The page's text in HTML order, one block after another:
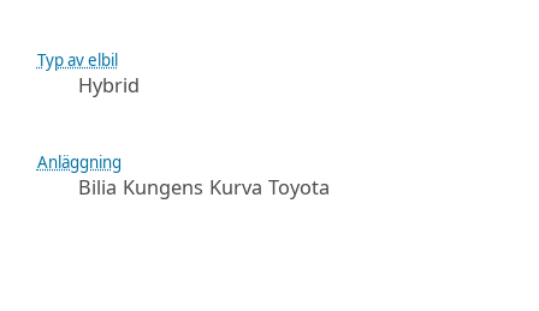
Typ av elbil
Hybrid
Anläggning
Bilia Kungens Kurva Toyota